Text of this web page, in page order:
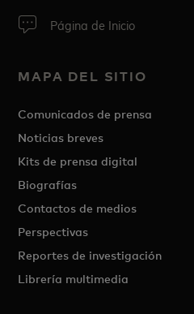
Página de Inicio
MAPA DEL SITIO
Comunicados de prensa
Noticias breves
Kits de prensa digital
Biografías
Contactos de medios
Perspectivas
Reportes de investigación
Librería multimedia